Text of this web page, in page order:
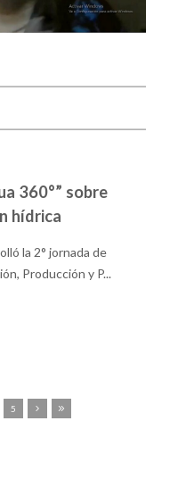
360°” sobre
hídrica
la 2° jornada de
Producción y P...
5